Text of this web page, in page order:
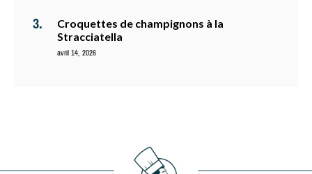
Croquettes de champignons à la
Stracciatella
avril 14, 2026